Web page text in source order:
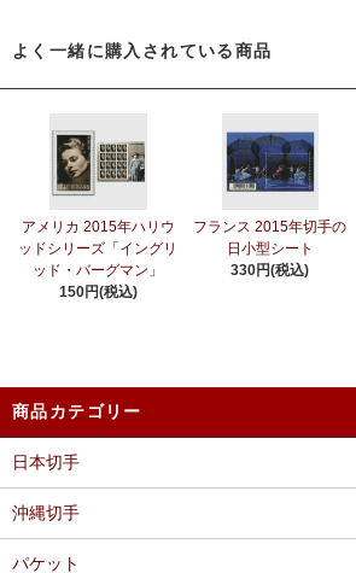
よく一緒に購入されている商品
アメリカ 2015年ハリウ
ッドシリーズ「イングリ
ッド・バーグマン」
150円(税込)
フランス 2015年切手の
日小型シート
330円(税込)
商品カテゴリー
日本切手
沖縄切手
パケット